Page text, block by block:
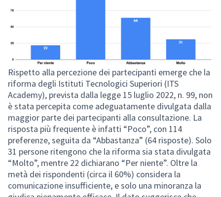
Rispetto alla percezione dei partecipanti emerge che la
riforma degli Istituti Tecnologici Superiori (ITS
Academy), prevista dalla legge 15 luglio 2022, n. 99, non
è stata percepita come adeguatamente divulgata dalla
maggior parte dei partecipanti alla consultazione. La
risposta più frequente è infatti “Poco”, con 114
preferenze, seguita da “Abbastanza” (64 risposte). Solo
31 persone ritengono che la riforma sia stata divulgata
“Molto”, mentre 22 dichiarano “Per niente”. Oltre la
metà dei rispondenti (circa il 60%) considera la
comunicazione insufficiente, e solo una minoranza la